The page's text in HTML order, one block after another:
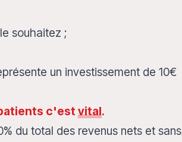
souhaitez ;
un investissement de 10€
c'est vital.
du total des revenus nets et sans